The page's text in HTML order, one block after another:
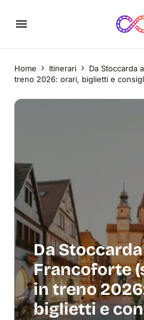
Home Itinerari
Da Stoccarda
treno 2026: orari, biglietti e
Da
Francoforte
in treno
biglietti e